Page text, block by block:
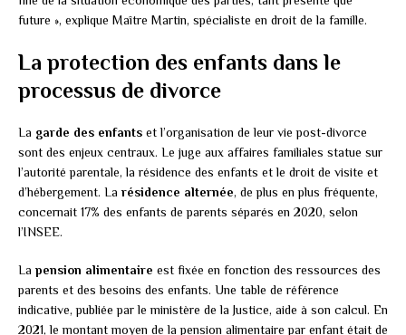
future », explique Maître Martin, spécialiste en droit de la famille.
La protection des enfants dans le
processus de divorce
La garde des enfants et l’organisation de leur vie post-divorce
sont des enjeux centraux. Le juge aux affaires familiales statue sur
l’autorité parentale, la résidence des enfants et le droit de visite et
d’hébergement. La résidence alternée, de plus en plus fréquente,
concernait 17% des enfants de parents séparés en 2020, selon
l’INSEE.
La pension alimentaire est fixée en fonction des ressources des
parents et des besoins des enfants. Une table de référence
indicative, publiée par le ministère de la Justice, aide à son calcul. En
2021, le montant moyen de la pension alimentaire par enfant était de